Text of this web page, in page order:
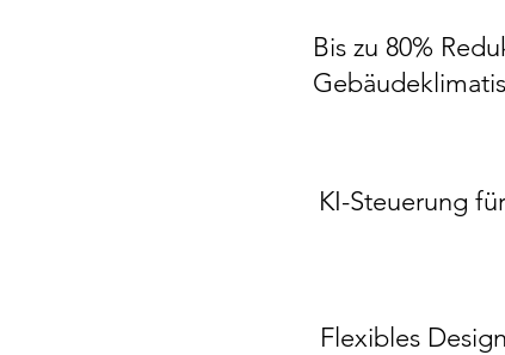
Bis zu 80%
KI-Steuerung
Flexibles